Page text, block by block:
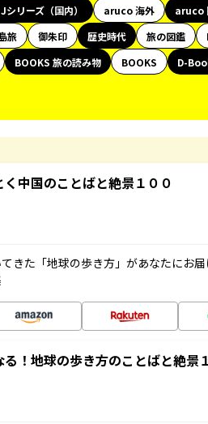
リーズ（国内） aruco 海外 aruco
旅 御朱印 歴史時代 旅の図鑑
BOOKS 旅の読み物 BOOKS
D-
中国のことばと絶景１００
きた「地球の歩き方」があなたにお
！地球の歩き方のことばと絶景